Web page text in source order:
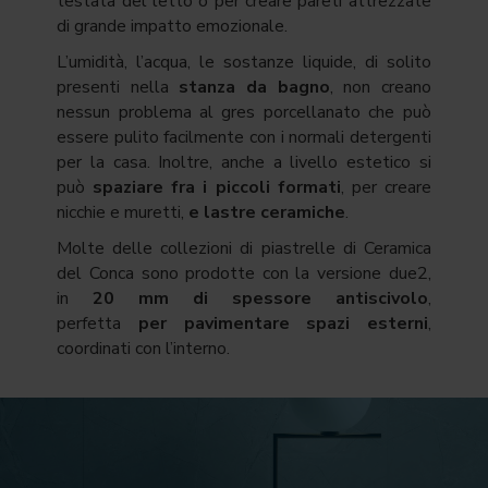
di grande impatto emozionale.
L’umidità, l’acqua, le sostanze liquide, di solito
presenti nella stanza da bagno, non creano
nessun problema al gres porcellanato che può
essere pulito facilmente con i normali detergenti
per la casa. Inoltre, anche a livello estetico si
può spaziare fra i piccoli formati, per creare
nicchie e muretti, e lastre ceramiche.
Molte delle collezioni di piastrelle di Ceramica
del Conca sono prodotte con la versione due2,
in 20 mm di spessore antiscivolo,
perfetta per pavimentare spazi esterni,
coordinati con l’interno.